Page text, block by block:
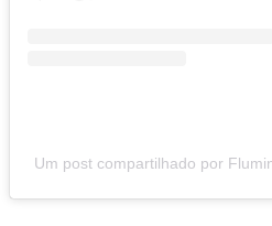
Um post compartilhado por